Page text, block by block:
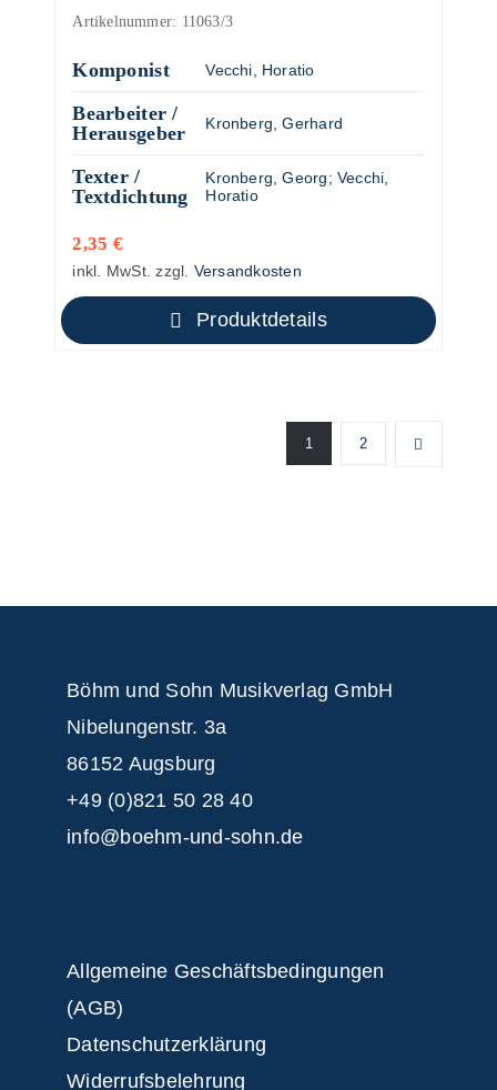
Artikelnummer: 11063/3
Komponist Vecchi, Horatio
Bearbeiter /
Herausgeber
Kronberg, Gerhard
Texter /
Textdichtung
Kronberg, Georg; Vecchi,
Horatio
2,35 €
inkl. MwSt. zzgl. Versandkosten
Produktdetails
1 2
Böhm und Sohn Musikverlag GmbH
Nibelungenstr. 3a
86152 Augsburg
+49 (0)821 50 28 40
info@boehm-und-sohn.de
Allgemeine Geschäftsbedingungen
(AGB)
Datenschutzerklärung
Widerrufsbelehrung